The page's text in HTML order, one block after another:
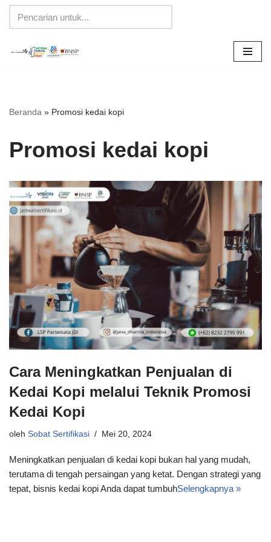
Lompat
Beranda » Promosi kedai kopi
Promosi kedai kopi
Cara Meningkatkan Penjualan di
Kedai Kopi melalui Teknik Promosi
Kedai Kopi
oleh Sobat Sertifikasi Mei 20, 2024
Meningkatkan penjualan di kedai kopi bukan hal yang mudah,
terutama di tengah persaingan yang ketat. Dengan strategi yang
tepat, bisnis kedai kopi Anda dapat tumbuhSelengkapnya »